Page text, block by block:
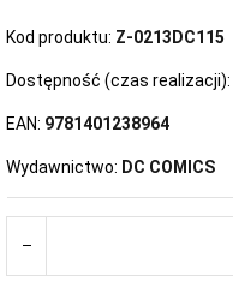
Kod produktu: Z-0213DC115
Dostępność (czas realizacji):
EAN: 9781401238964
Wydawnictwo: DC COMICS